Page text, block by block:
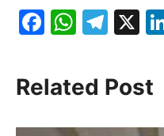
F
c
e
b
W
at
s
A
T
e
gr
a
X
Related Post